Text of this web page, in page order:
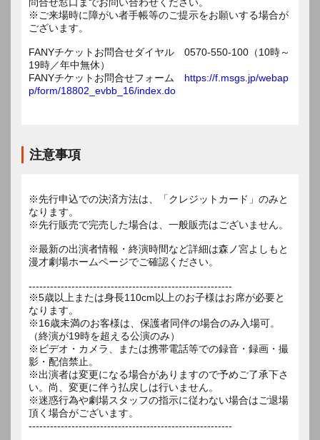
※ご来場時に障がい者手帳等のご提示をお願いする場合が
ございます。
FANYチケットお問合せダイヤル 0570-550-100（10時～
19時／年中無休）
FANYチケットお問合せフォーム https://f.msgs.jp/webap
p/form/18802_evbb_16/index.do
注意事項
※先行申込での決済方法は、「クレジットカード」のみと
なります。
※先行販売で完売した場合は、一般販売はございません。
※最新の出演者情報・終演時間など詳細は森ノ宮よしもと
漫才劇場ホームページでご確認ください。
---------------------------------------------------------
※5歳以上または身長110cm以上のお子様はお席が必要と
なります。
※16歳未満のお客様は、保護者同伴の場合のみ入場可。
（終演が19時を超える公演のみ）
※ビデオ・カメラ、または携帯電話等での録音・録画・撮
影・配信禁止。
※出演者は変更になる場合がありますので予めご了承下さ
い。尚、変更に伴う払戻しは行いません。
※迷惑行為や劇場スタッフの指示に従わない場合はご退場
頂く場合がございます。
---------------------------------------------------------